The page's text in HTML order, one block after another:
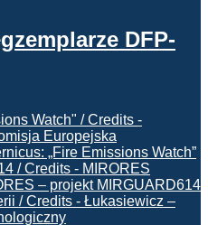
DFP-
„Fire Emissions Watch”
– projekt MIRGUARD614